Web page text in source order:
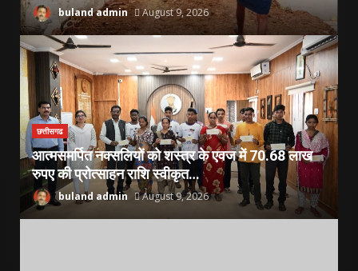
buland admin August 9, 2026
छत्तीसगढ
आत्मसमर्पित नक्सलियों को शस्त्र के एवज में 70.68 लाख
रुपए की प्रोत्साहन राशि स्वीकृत…
buland admin August 9, 2026